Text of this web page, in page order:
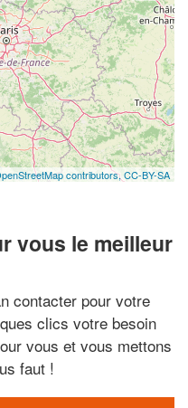
contributors, CC-BY-SA
vous le meilleur
contacter pour votre
clics votre besoin
vous et vous mettons
faut !